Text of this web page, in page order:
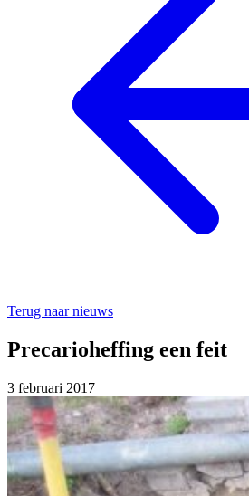
Terug naar nieuws
Precarioheffing een feit
3 februari 2017